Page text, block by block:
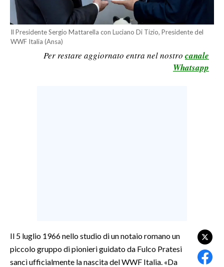
LAVORO
BANDI
SPORT IN SARDEGNA
SPETTACOLI
GOSSIP
Il Presidente Sergio Mattarella con Luciano Di Tizio, Presidente del
WWF Italia (Ansa)
Per restare aggiornato entra nel nostro canale
Whatsapp
Il 5 luglio 1966 nello studio di un notaio romano un
piccolo gruppo di pionieri guidato da Fulco Pratesi
sancì ufficialmente la nascita del WWF Italia. «Da